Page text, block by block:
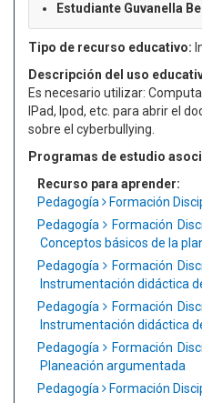
Estudiante Guvanella
Tipo de recurso educativo:
Descripción del uso
Es necesario utilizar:
IPad, Ipod, etc. para abrir el
sobre el cyberbullying.
Programas de estudio
Recurso para aprender:
Pedagogía
Formación
Pedagogía
Formación
Conceptos básicos de la
Pedagogía
Formación
Instrumentación didáctica
Pedagogía
Formación
Instrumentación didáctica
Pedagogía
Formación
Planeación argumentada
Pedagogía
Formación